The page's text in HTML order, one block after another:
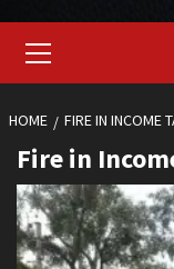
Menu
HOME FIRE IN INCOME
Fire in